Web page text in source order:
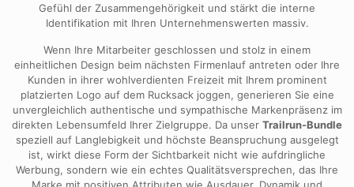
Gefühl der Zusammengehörigkeit und stärkt die interne
Identifikation mit Ihren Unternehmenswerten massiv.
Wenn Ihre Mitarbeiter geschlossen und stolz in einem
einheitlichen Design beim nächsten Firmenlauf antreten oder Ihre
Kunden in ihrer wohlverdienten Freizeit mit Ihrem prominent
platzierten Logo auf dem Rucksack joggen, generieren Sie eine
unvergleichlich authentische und sympathische Markenpräsenz im
direkten Lebensumfeld Ihrer Zielgruppe. Da unser Trailrun-Bundle
speziell auf Langlebigkeit und höchste Beanspruchung ausgelegt
ist, wirkt diese Form der Sichtbarkeit nicht wie aufdringliche
Werbung, sondern wie ein echtes Qualitätsversprechen, das Ihre